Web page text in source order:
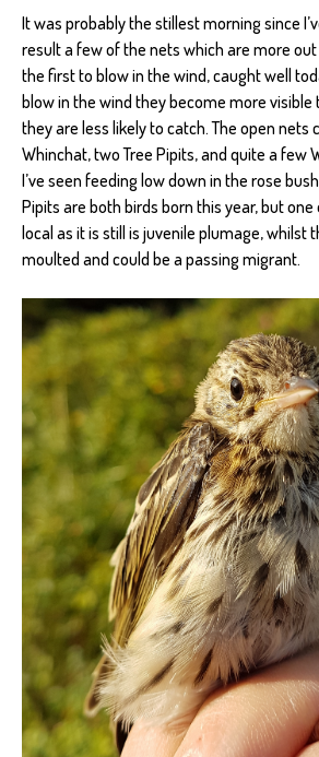
It was probably the stillest morning since
result a few of the nets which are more
the first to blow in the wind, caught well
blow in the wind they become more visible
they are less likely to catch. The open nets
Whinchat, two Tree Pipits, and quite a few
I’ve seen feeding low down in the rose
Pipits are both birds born this year, but
local as it is still is juvenile plumage, whilst
moulted and could be a passing migrant.